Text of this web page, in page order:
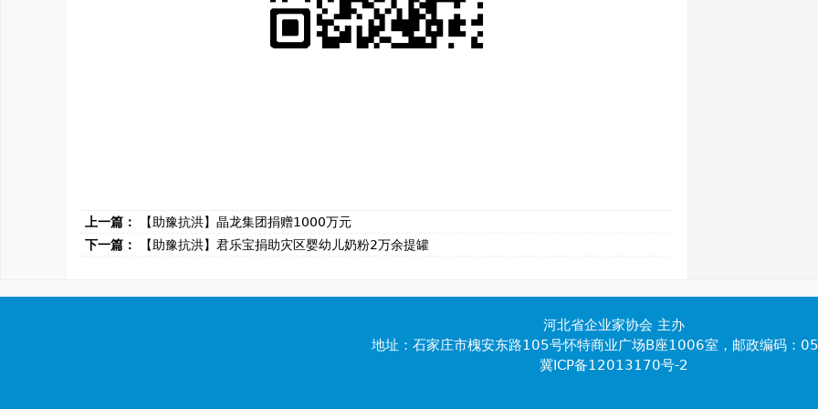
上一篇：
【助豫抗洪】晶龙集团捐赠1000万元
下一篇：
【助豫抗洪】君乐宝捐助灾区婴幼儿奶粉2万余提罐
河北省企业家协会 主办
地址：石家庄市槐安东路105号怀特商业广场B座1006室，邮政编码：
冀ICP备12013170号-2